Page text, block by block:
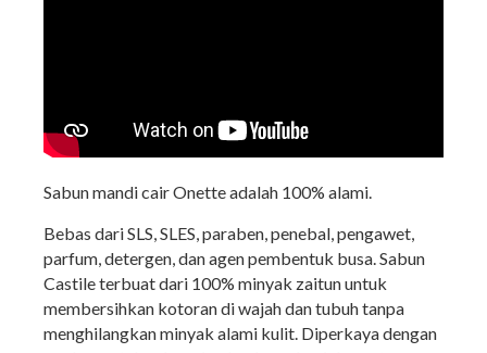
Sabun mandi cair Onette adalah 100% alami.
Bebas dari SLS, SLES, paraben, penebal, pengawet,
parfum, detergen, dan agen pembentuk busa. Sabun
Castile terbuat dari 100% minyak zaitun untuk
membersihkan kotoran di wajah dan tubuh tanpa
menghilangkan minyak alami kulit. Diperkaya dengan